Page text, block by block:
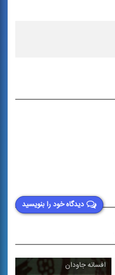
دیدگاه خود را بنویسید
افسانه جاودان